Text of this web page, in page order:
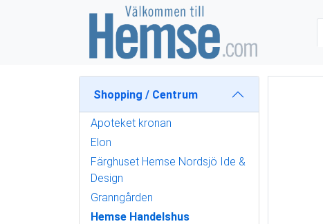
Shopping / Centrum
Apoteket kronan
Elon
Färghuset Hemse Nordsjö Ide &
Design
Granngården
Hemse Handelshus